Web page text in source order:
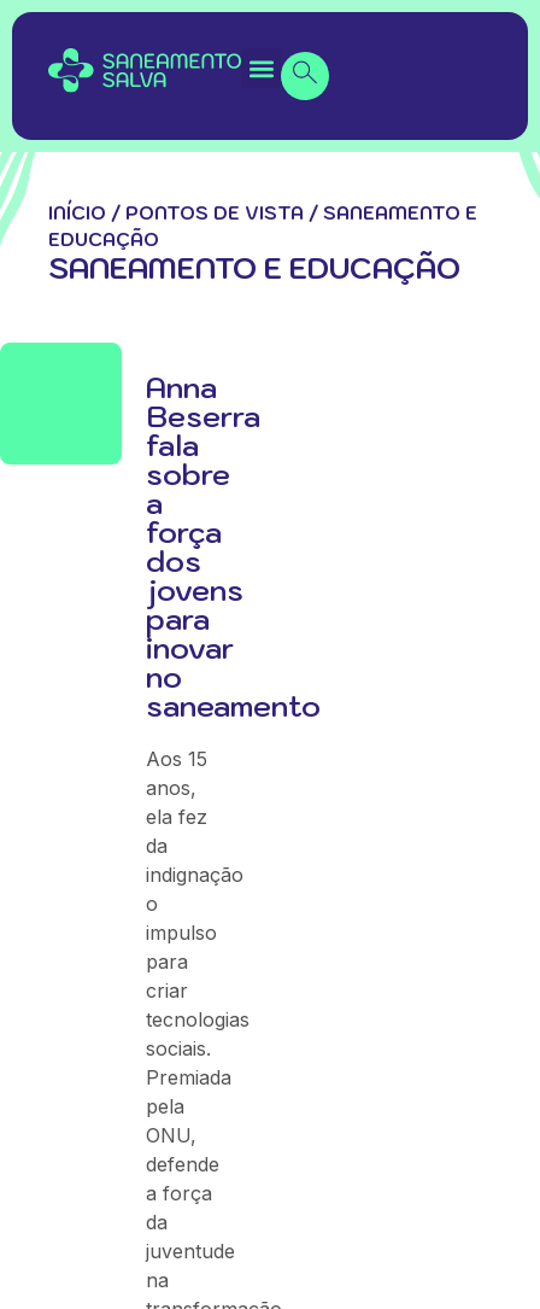
INÍCIO / PONTOS DE VISTA / SANEAMENTO E
EDUCAÇÃO
SANEAMENTO E EDUCAÇÃO
Anna
Beserra
fala
sobre
a
força
dos
jovens
para
inovar
no
saneamento
Aos 15
anos,
ela fez
da
indignação
o
impulso
para
criar
tecnologias
sociais.
Premiada
pela
ONU,
defende
a força
da
juventude
na